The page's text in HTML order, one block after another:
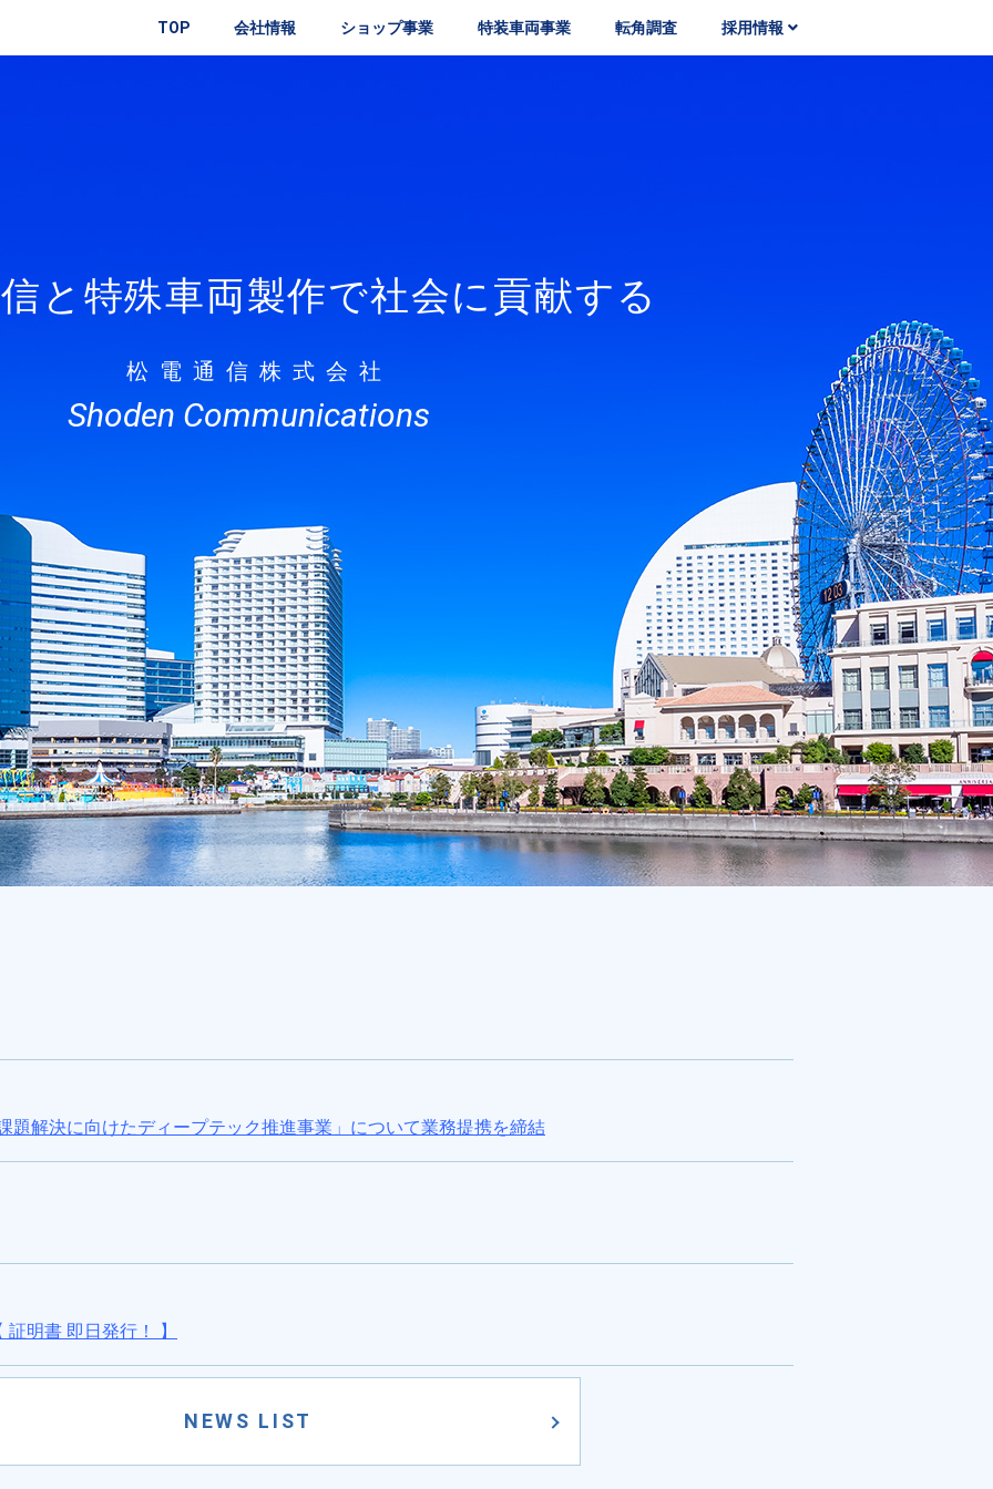
TOP 会社情報 ショップ事業 特装車両事業 転角調査 採用情報
と特殊車両製作で社会に貢献する
松電通信株式会社
Shoden Communications
NEWS LIST